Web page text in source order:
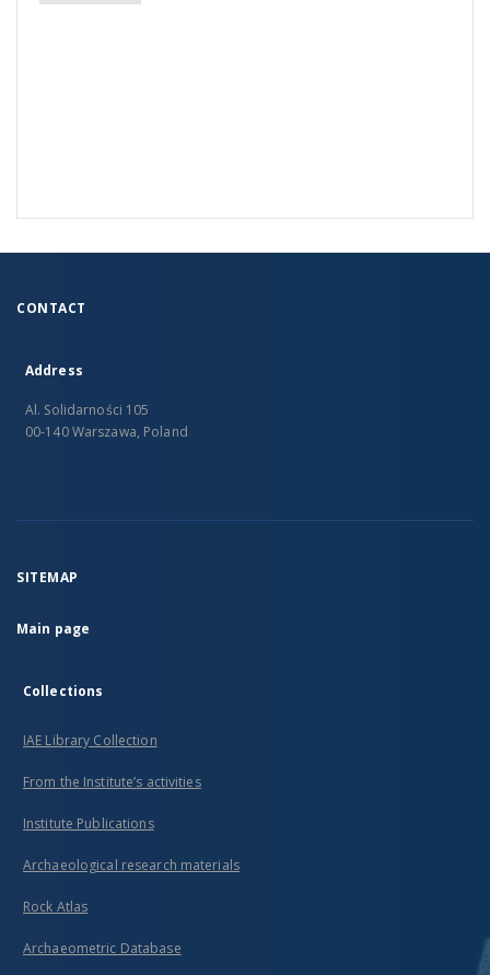
CONTACT
Address
Al. Solidarności 105
00-140 Warszawa, Poland
SITEMAP
Main page
Collections
IAE Library Collection
From the Institute’s activities
Institute Publications
Archaeological research materials
Rock Atlas
Archaeometric Database